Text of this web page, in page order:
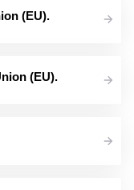
(EU).
(EU).